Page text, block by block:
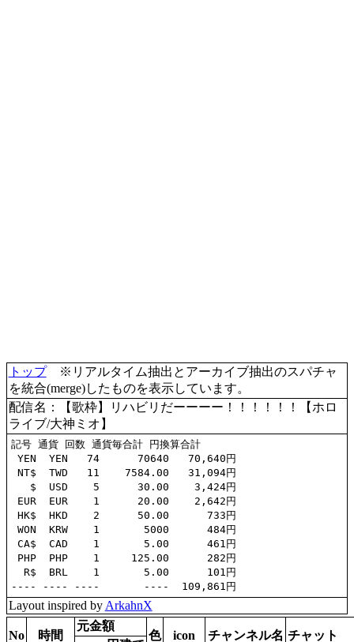
トップ※リアルタイム抽出とアーカイブ抽出のスパチャ
を統合(merge)したものを表示しています。
配信名：【歌枠】リハビリだーーーー！！！！！！【ホロ
ライブ/大神ミオ】
記号 通貨 回数 通貨毎合計 円換算合計
YEN  YEN   74      70640   70,640円
NT$  TWD   11    7584.00   31,094円
   $  USD    5      30.00    3,424円
EUR  EUR    1      20.00    2,642円
HK$  HKD    2      50.00      733円
WON  KRW    1       5000      484円
CA$  CAD    1       5.00      461円
PHP  PHP    1     125.00      282円
  R$  BRL    1       5.00      101円
Layout inspired by ArkahnX
No 時間
元金額
色 icon チャンネル名 チャット